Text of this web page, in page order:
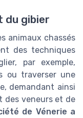
du gibier
animaux chassés
des techniques
par exemple,
ou traverser une
demandant ainsi
des veneurs et de
de Vénerie a